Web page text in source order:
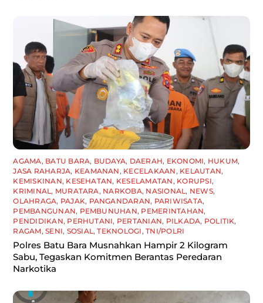
AGAMA, BATU BARA, BUDAYA, DAERAH, EKONOMI, HUKUM,
JASA RAHARJA, KEAMANAN , KECELAKAAN , KELAUTAN,
KEMISKINAN, KESEHATAN, KESELAMATAN , KORUPSI,
KRIMINAL , MURATARA, NARKOBA, NASIONAL , NEWS,
OLAHRAGA, PAJAK, PANGANDARAN, PARIWISATA,
PEMBANGUNAN, PEMBUNUHAN, PEMERINTAHAN,
PENDIDIKAN, PERHUTANI, PERTANIAN, PILKADA, POLITIK,
RAGAM,SENI, SOSIAL ,TEKNOLOGI ,TNI/POLRI
Polres Batu Bara Musnahkan Hampir 2 Kilogram
Sabu, Tegaskan Komitmen Berantas Peredaran
Narkotika